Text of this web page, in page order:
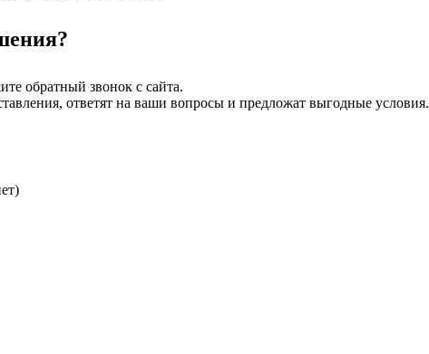
обратный звонок с сайта.
ответят на ваши вопросы и предложат выгодные условия.